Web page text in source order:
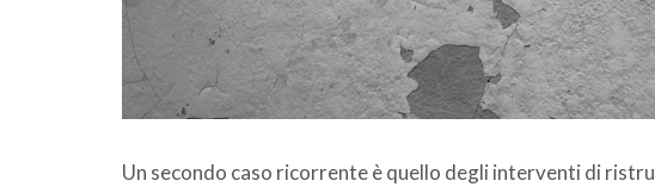
Un secondo caso ricorrente è quello degli interventi di